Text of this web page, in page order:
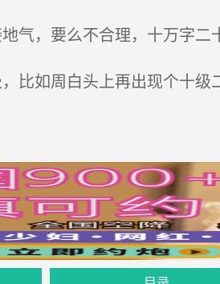
气，要么不合理，十万字二
比如周白头上再出现个十级